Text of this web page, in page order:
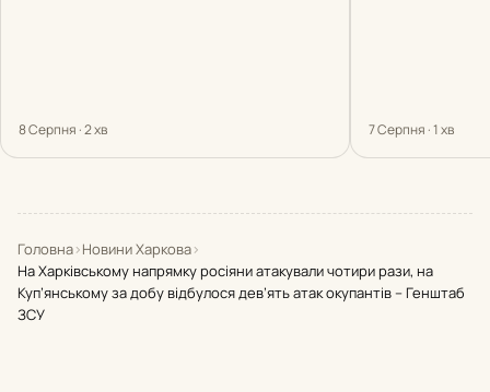
8 Серпня · 2 хв 7 Серпня · 1 хв
Головна›Новини Харкова›
На Харківському напрямку росіяни атакували чотири рази, на
Куп’янському за добу відбулося дев’ять атак окупантів – Генштаб
ЗСУ